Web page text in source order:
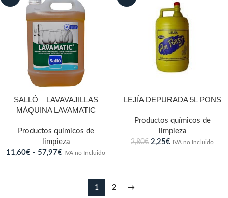
SALLÓ – LAVAVAJILLAS
MÁQUINA LAVAMATIC
Productos químicos de
limpieza
11,60€ - 57,97€ IVA no Incluido
LEJÍA DEPURADA 5L PONS
Productos químicos de
limpieza
2,80€ 2,25€ IVA no Incluido
1 2 →